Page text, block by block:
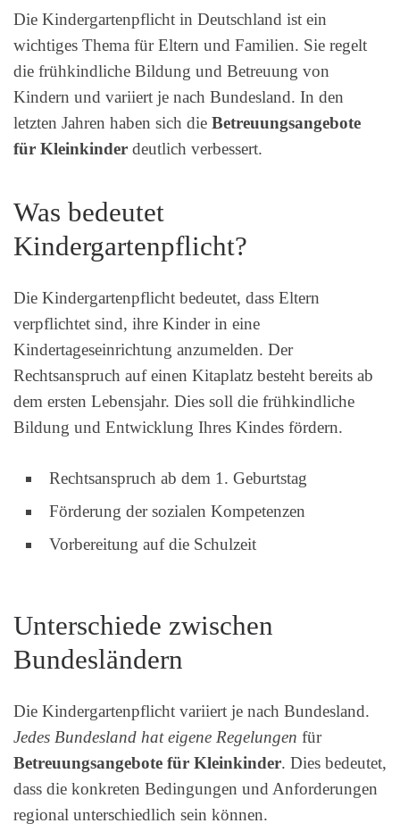
Die Kindergartenpflicht in Deutschland ist ein
wichtiges Thema für Eltern und Familien. Sie regelt
die frühkindliche Bildung und Betreuung von
Kindern und variiert je nach Bundesland. In den
letzten Jahren haben sich die Betreuungsangebote
für Kleinkinder deutlich verbessert.
Was bedeutet
Kindergartenpflicht?
Die Kindergartenpflicht bedeutet, dass Eltern
verpflichtet sind, ihre Kinder in eine
Kindertageseinrichtung anzumelden. Der
Rechtsanspruch auf einen Kitaplatz besteht bereits ab
dem ersten Lebensjahr. Dies soll die frühkindliche
Bildung und Entwicklung Ihres Kindes fördern.
Rechtsanspruch ab dem 1. Geburtstag
Förderung der sozialen Kompetenzen
Vorbereitung auf die Schulzeit
Unterschiede zwischen
Bundesländern
Die Kindergartenpflicht variiert je nach Bundesland.
Jedes Bundesland hat eigene Regelungen für
Betreuungsangebote für Kleinkinder. Dies bedeutet,
dass die konkreten Bedingungen und Anforderungen
regional unterschiedlich sein können.